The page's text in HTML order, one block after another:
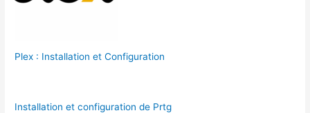
Plex : Installation et Configuration
Installation et configuration de Prtg